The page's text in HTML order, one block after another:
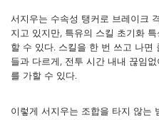
서지우는 수속성 탱커로 브레이크
지고 있지만, 특유의 스킬 초기화
할 수 있다. 스킬을 한 번 쓰고 나면
들과 다르게, 전투 시간 내내 끊임
를 가할 수 있다.
이렇게 서지우는 조합을 타지 않는